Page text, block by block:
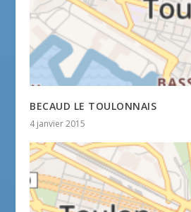
BECAUD LE TOULONNAIS
4 janvier 2015